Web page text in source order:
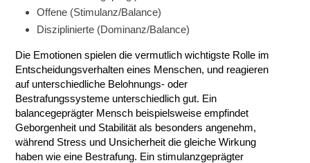
Offene (Stimulanz/Balance)
Disziplinierte (Dominanz/Balance)
Die Emotionen spielen die vermutlich wichtigste Rolle im
Entscheidungsverhalten eines Menschen, und reagieren
auf unterschiedliche Belohnungs- oder
Bestrafungssysteme unterschiedlich gut. Ein
balancegeprägter Mensch beispielsweise empfindet
Geborgenheit und Stabilität als besonders angenehm,
während Stress und Unsicherheit die gleiche Wirkung
haben wie eine Bestrafung. Ein stimulanzgeprägter